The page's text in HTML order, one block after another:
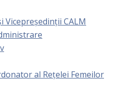
Vicepreședinții CALM
al Rețelei Femeilor